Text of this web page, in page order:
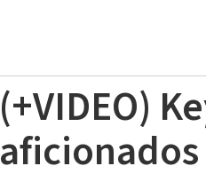
(+VIDEO)
aficionados